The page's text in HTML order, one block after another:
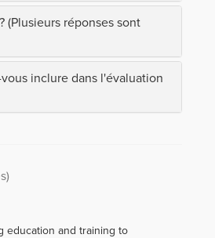
(Plusieurs réponses sont
inclure dans l'évaluation
education and training to